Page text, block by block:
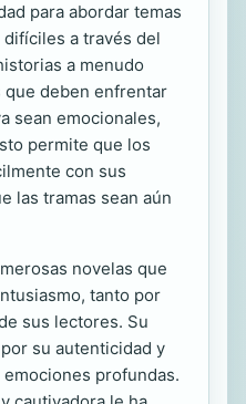
para abordar temas
a través del
a menudo
deben enfrentar
sean emocionales,
permite que los
con sus
las tramas sean aún
novelas que
tanto por
sus lectores. Su
su autenticidad y
profundas.